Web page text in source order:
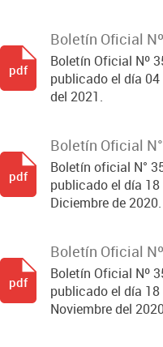
Boletín Oficial
Boletín Oficial Nº
publicado el día 04
del 2021.
pdf
Boletín Oficial
Boletín oficial N°
publicado el día 18
Diciembre de 2020.
pdf
Boletín Oficial
Boletín Oficial Nº
publicado el día 18
Noviembre del
pdf